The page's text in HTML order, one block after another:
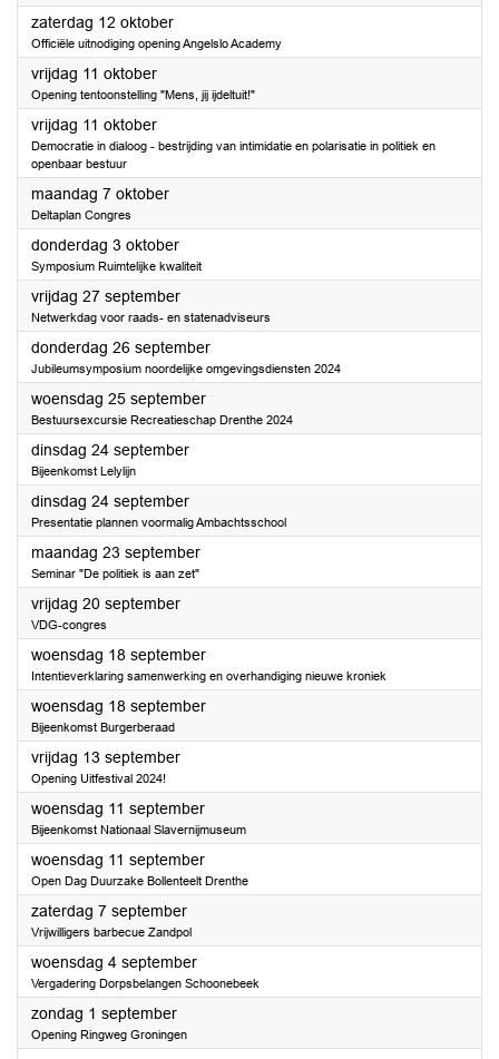
zaterdag 12 oktober2024
Officiële uitnodiging opening Angelslo Academy
vrijdag 11 oktober2024
Opening tentoonstelling "Mens, jij ijdeltuit!"
vrijdag 11 oktober2024
Democratie in dialoog - bestrijding van intimidatie en polarisatie in politiek en
openbaar bestuur
maandag 7 oktober2024
Deltaplan Congres
donderdag 3 oktober2024
Symposium Ruimtelijke kwaliteit
vrijdag 27 september2024
Netwerkdag voor raads- en statenadviseurs
donderdag 26 september2024
Jubileumsymposium noordelijke omgevingsdiensten 2024
woensdag 25 september2024
Bestuursexcursie Recreatieschap Drenthe 2024
dinsdag 24 september2024
Bijeenkomst Lelylijn
dinsdag 24 september2024
Presentatie plannen voormalig Ambachtsschool
maandag 23 september2024
Seminar "De politiek is aan zet"
vrijdag 20 september2024
VDG-congres
woensdag 18 september2024
Intentieverklaring samenwerking en overhandiging nieuwe kroniek
woensdag 18 september2024
Bijeenkomst Burgerberaad
vrijdag 13 september2024
Opening Uitfestival 2024!
woensdag 11 september2024
Bijeenkomst Nationaal Slavernijmuseum
woensdag 11 september2024
Open Dag Duurzake Bollenteelt Drenthe
zaterdag 7 september2024
Vrijwilligers barbecue Zandpol
woensdag 4 september2024
Vergadering Dorpsbelangen Schoonebeek
zondag 1 september2024
Opening Ringweg Groningen